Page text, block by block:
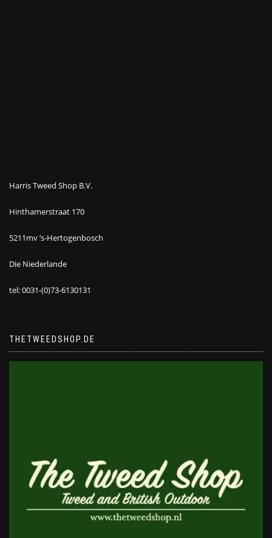
Harris Tweed Shop B.V.
Hinthamerstraat 170
5211mv ’s-Hertogenbosch
Die Niederlande
tel: 0031-(0)73-6130131
THETWEEDSHOP.DE